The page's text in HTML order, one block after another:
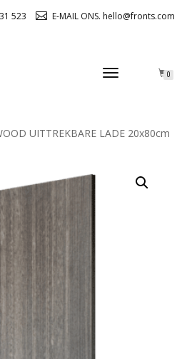
523 E-MAIL ONS. hello@fronts.com
TOGGLE
0
UITTREKBARE LADE 20x80cm